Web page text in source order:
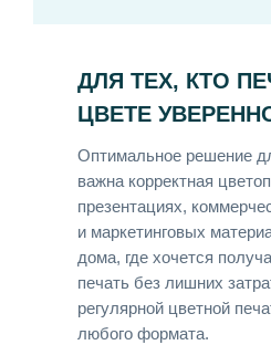
ДЛЯ ТЕХ, КТО
ЦВЕТЕ
Оптимальное решение
важна корректная
презентациях,
и маркетинговых
дома, где хочется
печать без лишних
регулярной цветной
любого формата.